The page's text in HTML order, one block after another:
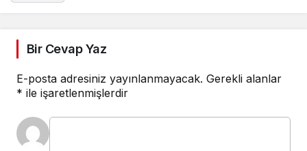
Bir Cevap Yaz
E-posta adresiniz yayınlanmayacak. Gerekli alanlar
* ile işaretlenmişlerdir